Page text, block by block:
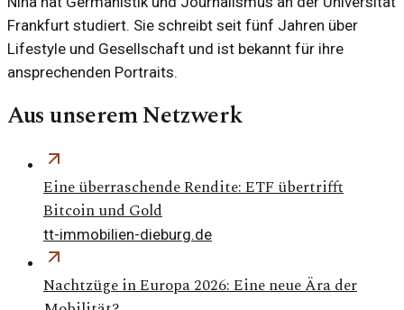
Frankfurt studiert. Sie schreibt seit fünf Jahren über
Lifestyle und Gesellschaft und ist bekannt für ihre
ansprechenden Portraits.
Aus unserem Netzwerk
Eine überraschende Rendite: ETF übertrifft
Bitcoin und Gold
tt-immobilien-dieburg.de
Nachtzüge in Europa 2026: Eine neue Ära der